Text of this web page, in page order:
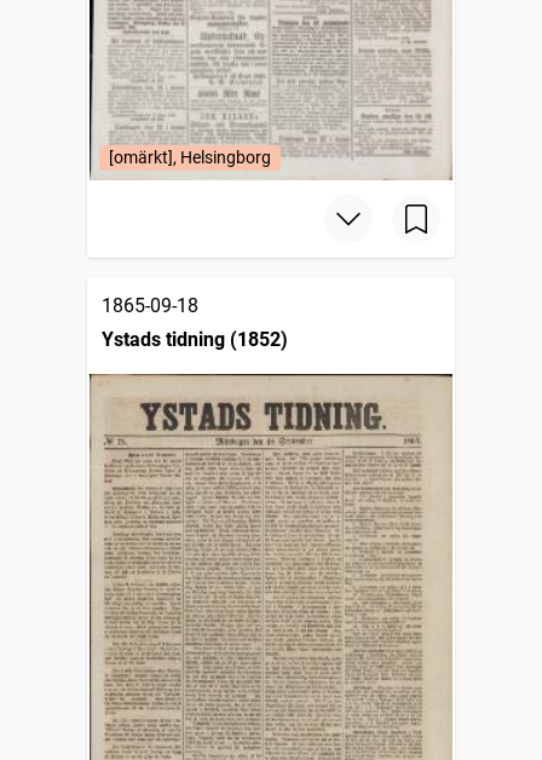
[omärkt], Helsingborg
1865-09-18
Ystads tidning (1852)